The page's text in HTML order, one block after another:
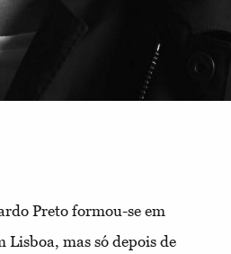
Preto formou-se em
mas só depois de